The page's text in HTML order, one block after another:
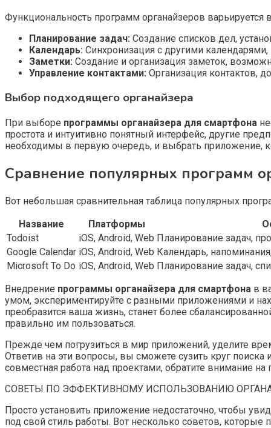
Функциональность программ органайзеров
Планирование задач: Создание списков дел,
Календарь: Синхронизация с другими
Заметки: Создание и организация заметок,
Управление контактами: Организация контактов,
Выбор подходящего органайзера
При выборе программы органайзера для смартфона
простота и интуитивно понятный интерфейс, другие
необходимы в первую очередь, и выбрать приложение,
Сравнение популярных программ
Вот небольшая сравнительная таблица популярных
Название
Платформы
Todoist
iOS, Android, Web Планирование задач,
Google Calendar iOS, Android, Web Календарь,
Microsoft To Do iOS, Android, Web Планирование задач,
Внедрение программы органайзера для смартфона в
умом, экспериментируйте с разными приложениями и
преобразится ваша жизнь, станет более
правильно им пользоваться.
Прежде чем погрузиться в мир приложений, уделите
Ответив на эти вопросы, вы сможете сузить круг
совместная работа над проектами, обратите внимание
СОВЕТЫ ПО ЭФФЕКТИВНОМУ ИСПОЛЬЗОВАНИЮ
Просто установить приложение недостаточно, чтобы
под свой стиль работы. Вот несколько советов,